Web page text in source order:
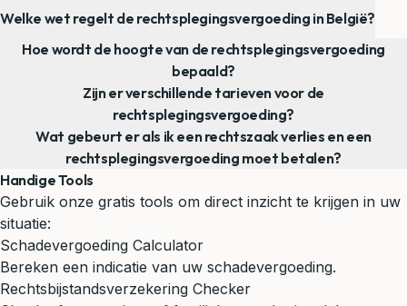
Welke wet regelt de rechtsplegingsvergoeding in België?
Hoe wordt de hoogte van de rechtsplegingsvergoeding
bepaald?
Zijn er verschillende tarieven voor de
rechtsplegingsvergoeding?
Wat gebeurt er als ik een rechtszaak verlies en een
rechtsplegingsvergoeding moet betalen?
Handige Tools
Gebruik onze gratis tools om direct inzicht te krijgen in uw
situatie:
Schadevergoeding Calculator
Bereken een indicatie van uw schadevergoeding.
Rechtsbijstandsverzekering Checker